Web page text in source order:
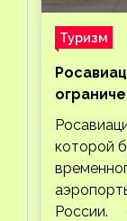
Туризм
которой
России.